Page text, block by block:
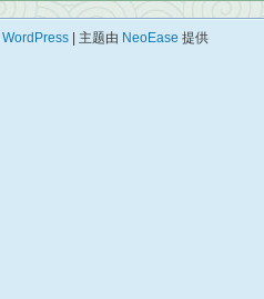
WordPress | 主题由 NeoEase 提供